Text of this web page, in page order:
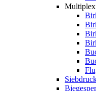
Multiplex